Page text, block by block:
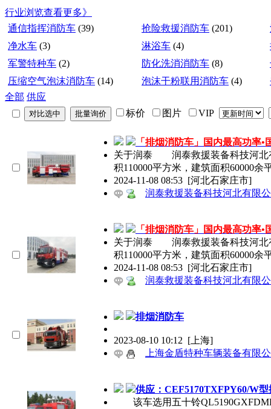
行业浏览查看更多》
通信指挥消防车 (39) 抢险救援消防车 (201)
净水车 (3) 淋浴车 (4)
军警特种车 (2) 防化洗消消防车 (8)
压缩空气泡沫消防车 (14) 泡沫干粉联用消防车 (4)
全部 供应
标价
图片 VIP
「排烟消防车」国内最高功率
关于润泰 润泰救援装备科技河北
积110000平方米，建筑面积60000余
2024-11-08 08:53 [河北石家庄市]
润泰救援装备科技河北有限
「排烟消防车」国内最高功率
关于润泰 润泰救援装备科技河北
积110000平方米，建筑面积60000余
2024-11-08 08:53 [河北石家庄市]
润泰救援装备科技河北有限
排烟消防车
2023-08-10 10:12 [上海]
上海金盾特种车辆装备有限
供应：CEF5170TXFPY60/W
该车选用五十铃